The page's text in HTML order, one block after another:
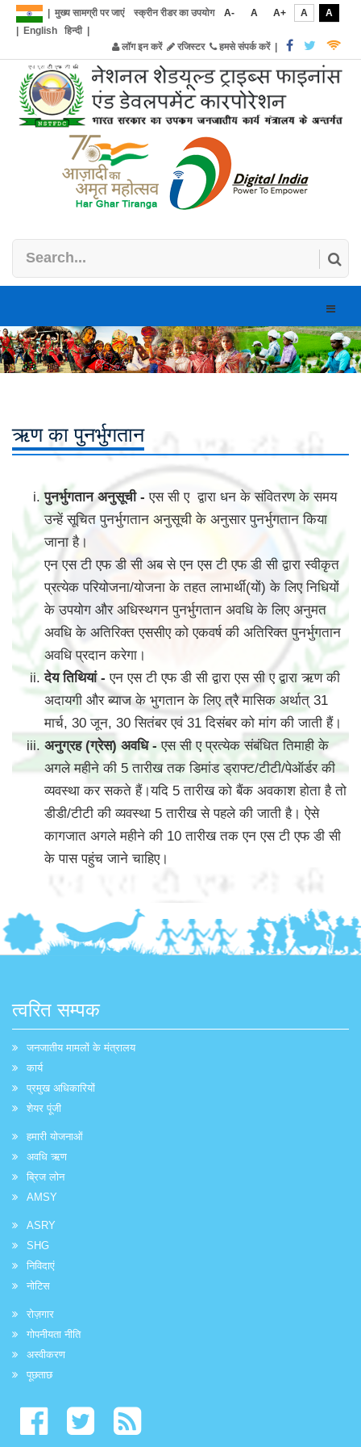
मुख्य सामग्री पर जाएं स्क्रीन रीडर का उपयोग A- A A+ A
A
English हिन्दी|
लॉग इन करें
रजिस्टर हमसे संपर्क करें|
Toggle
ऋण का पुनर्भुगतान
पुनर्भुगतान अनुसूची -एस सी ए द्वारा धन के संवितरण के समय
उन्हें सूचित पुनर्भुगतान अनुसूची के अनुसार पुनर्भुगतान किया
जाना है।
एन एस टी एफ डी सी अब से एन एस टी एफ डी सी द्वारा स्वीकृत
प्रत्येक परियोजना/योजना के तहत लाभार्थी(यों) के लिए निधियों
के उपयोग और अधिस्थगन पुनर्भुगतान अवधि के लिए अनुमत
अवधि के अतिरिक्त एससीए को एकवर्ष की अतिरिक्त पुनर्भुगतान
अवधि प्रदान करेगा।
देय तिथियां -एन एस टी एफ डी सी द्वारा एस सी ए द्वारा ऋण की
अदायगी और ब्याज के भुगतान के लिए त्रै मासिक अर्थात् 31
मार्च, 30 जून, 30 सितंबर एवं 31 दिसंबर को मांग की जाती हैं।
अनुग्रह (ग्रेस) अवधि -एस सी ए प्रत्येक संबंधित तिमाही के
अगले महीने की 5 तारीख तक डिमांड ड्राफ्ट/टीटी/पेऑर्डर की
व्यवस्था कर सकते हैं।यदि 5 तारीख को बैंक अवकाश होता है तो
डीडी/टीटी की व्यवस्था 5 तारीख से पहले की जाती है। ऐसे
कागजात अगले महीने की 10 तारीख तक एन एस टी एफ डी सी
के पास पहुंच जाने चाहिए।
त्वरित सम्पक
जनजातीय मामलों के मंत्रालय
कार्य
प्रमुख अधिकारियों
शेयर पूंजी
हमारी योजनाओं
अवधि ऋण
ब्रिज लोन
AMSY
ASRY
SHG
निविदाएं
नोटिस
रोज़गार
गोपनीयता नीति
अस्वीकरण
पूछताछ